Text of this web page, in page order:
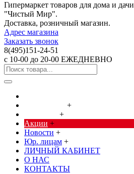
Гипермаркет товаров для дома и дачи
"Чистый Мир".
Доставка, розничный магазин.
Адрес магазина
Заказать звонок
8(495)151-24-51
с 10-00 до 20-00 ЕЖЕДНЕВНО
+
+
Акции +
Новости +
Юр. лицам +
ЛИЧНЫЙ КАБИНЕТ
О НАС
КОНТАКТЫ